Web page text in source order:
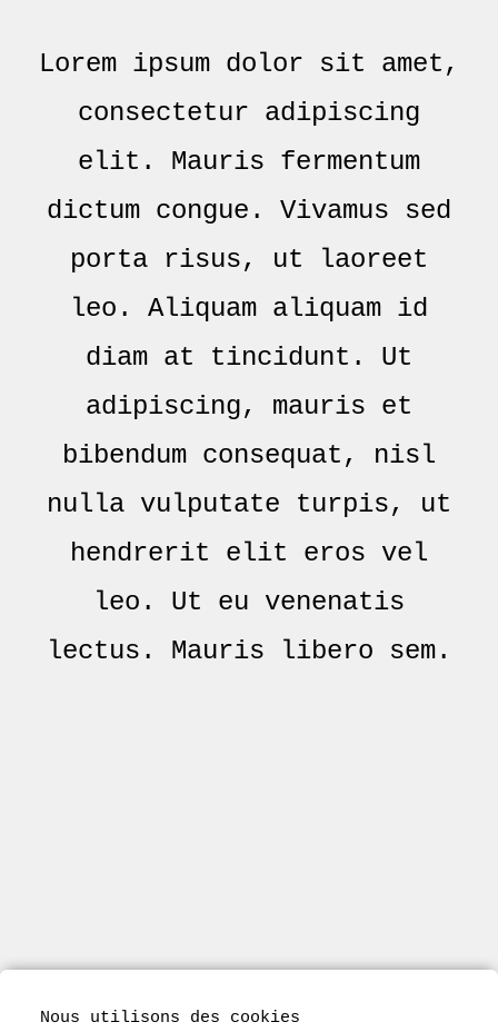
Lorem ipsum dolor sit amet,
consectetur adipiscing
elit. Mauris fermentum
dictum congue. Vivamus sed
porta risus, ut laoreet
leo. Aliquam aliquam id
diam at tincidunt. Ut
adipiscing, mauris et
bibendum consequat, nisl
nulla vulputate turpis, ut
hendrerit elit eros vel
leo. Ut eu venenatis
lectus. Mauris libero sem.
Nous utilisons des cookies